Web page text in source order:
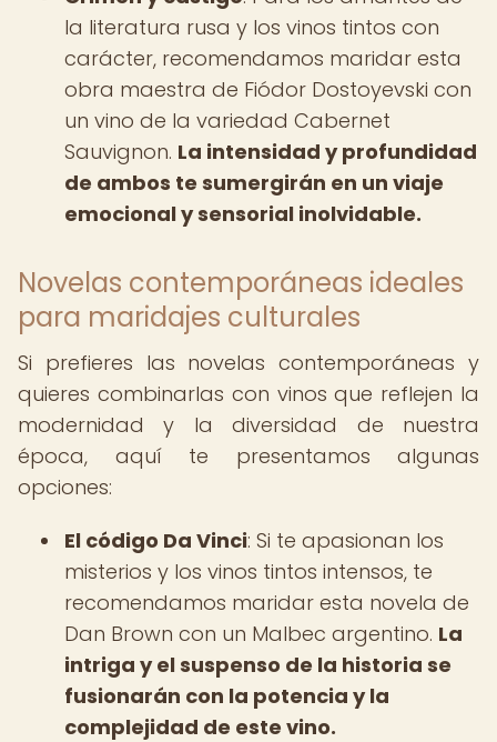
la literatura rusa y los vinos tintos con
carácter, recomendamos maridar esta
obra maestra de Fiódor Dostoyevski con
un vino de la variedad Cabernet
Sauvignon. La intensidad y profundidad
de ambos te sumergirán en un viaje
emocional y sensorial inolvidable.
Novelas contemporáneas ideales
para maridajes culturales
Si prefieres las novelas contemporáneas y
quieres combinarlas con vinos que reflejen la
modernidad y la diversidad de nuestra
época, aquí te presentamos algunas
opciones:
El código Da Vinci: Si te apasionan los
misterios y los vinos tintos intensos, te
recomendamos maridar esta novela de
Dan Brown con un Malbec argentino. La
intriga y el suspenso de la historia se
fusionarán con la potencia y la
complejidad de este vino.